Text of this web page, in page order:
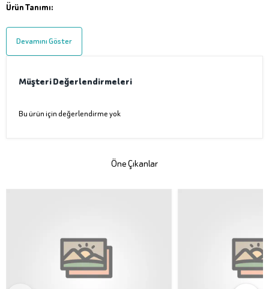
Ürün Tanımı:
Devamını Göster
Müşteri Değerlendirmeleri
Bu ürün için değerlendirme yok
Öne Çıkanlar